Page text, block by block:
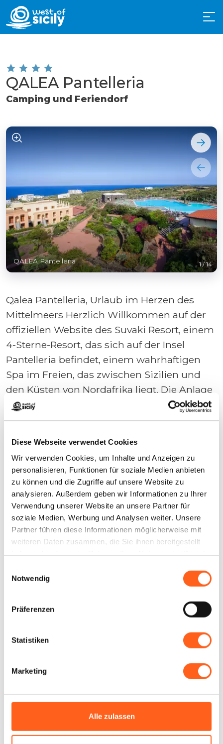
Diese Webseite verwendet Cookies
Wir verwenden Cookies, um Inhalte und Anzeigen zu
personalisieren, Funktionen für soziale Medien anbieten
zu können und die Zugriffe auf unsere Website zu
analysieren. Außerdem geben wir Informationen zu Ihrer
Verwendung unserer Website an unsere Partner für
soziale Medien, Werbung und Analysen weiter. Unsere
Partner führen diese Informationen möglicherweise mit
weiteren Daten zusammen, die Sie ihnen bereitgestellt
Notwendig
Präferenzen
Statistiken
Marketing
Alle zulassen
PANTELLERIA INN SRL
Telefon
Infos anfordern
QALEA Pantelleria
Camping und Feriendorf
QALEA Pantelleria 1/14
Qalea Pantelleria, Urlaub im Herzen des
Mittelmeers Herzlich Willkommen auf der
offiziellen Website des Suvaki Resort, einem
4-Sterne-Resort, das sich auf der Insel
Pantelleria befindet, einem wahrhaftigen
Spa im Freien, das zwischen Sizilien und
den Küsten von Nordafrika liegt. Die Anlage
ist ein idealer Ausgangspunkt für
diejenigen, die die wunderschöne Insel
wird. Das Suvaki Resort **** befindet sich an
der Westküste von Pantelleria und liegt nur
wenige Meter vom Meer entfernt zwischen
den zahlreichen Buchten und Klippen,...
+ Read more